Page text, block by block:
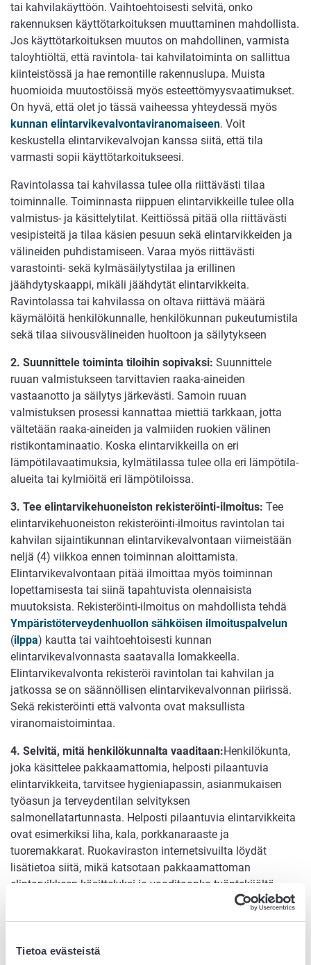
Tietoa evästeistä
tai kahvilakäyttöön. Vaihtoehtoisesti selvitä, onko
rakennuksen käyttötarkoituksen muuttaminen mahdollista.
Jos käyttötarkoituksen muutos on mahdollinen, varmista
taloyhtiöltä, että ravintola- tai kahvilatoiminta on sallittua
kiinteistössä ja hae remontille rakennuslupa. Muista
huomioida muutostöissä myös esteettömyysvaatimukset.
On hyvä, että olet jo tässä vaiheessa yhteydessä myös
kunnan elintarvikevalvontaviranomaiseen. Voit
keskustella elintarvikevalvojan kanssa siitä, että tila
varmasti sopii käyttötarkoitukseesi.
Ravintolassa tai kahvilassa tulee olla riittävästi tilaa
toiminnalle. Toiminnasta riippuen elintarvikkeille tulee olla
valmistus- ja käsittelytilat. Keittiössä pitää olla riittävästi
vesipisteitä ja tilaa käsien pesuun sekä elintarvikkeiden ja
välineiden puhdistamiseen. Varaa myös riittävästi
varastointi- sekä kylmäsäilytystilaa ja erillinen
jäähdytyskaappi, mikäli jäähdytät elintarvikkeita.
Ravintolassa tai kahvilassa on oltava riittävä määrä
käymälöitä henkilökunnalle, henkilökunnan pukeutumistila
sekä tilaa siivousvälineiden huoltoon ja säilytykseen
2. Suunnittele toiminta tiloihin sopivaksi: Suunnittele
ruuan valmistukseen tarvittavien raaka-aineiden
vastaanotto ja säilytys järkevästi. Samoin ruuan
valmistuksen prosessi kannattaa miettiä tarkkaan, jotta
vältetään raaka-aineiden ja valmiiden ruokien välinen
ristikontaminaatio. Koska elintarvikkeilla on eri
lämpötilavaatimuksia, kylmätilassa tulee olla eri lämpötila-
alueita tai kylmiöitä eri lämpötiloissa.
3. Tee elintarvikehuoneiston rekisteröinti-ilmoitus: Tee
elintarvikehuoneiston rekisteröinti-ilmoitus ravintolan tai
kahvilan sijaintikunnan elintarvikevalvontaan viimeistään
neljä (4) viikkoa ennen toiminnan aloittamista.
Elintarvikevalvontaan pitää ilmoittaa myös toiminnan
lopettamisesta tai siinä tapahtuvista olennaisista
muutoksista. Rekisteröinti-ilmoitus on mahdollista tehdä
Ympäristöterveydenhuollon sähköisen ilmoituspalvelun
(ilppa) kautta tai vaihtoehtoisesti kunnan
elintarvikevalvonnasta saatavalla lomakkeella.
Elintarvikevalvonta rekisteröi ravintolan tai kahvilan ja
jatkossa se on säännöllisen elintarvikevalvonnan piirissä.
Sekä rekisteröinti että valvonta ovat maksullista
viranomaistoimintaa.
4. Selvitä, mitä henkilökunnalta vaaditaan:Henkilökunta,
joka käsittelee pakkaamattomia, helposti pilaantuvia
elintarvikkeita, tarvitsee hygieniapassin, asianmukaisen
työasun ja terveydentilan selvityksen
salmonellatartunnasta. Helposti pilaantuvia elintarvikkeita
ovat esimerkiksi liha, kala, porkkanaraaste ja
tuoremakkarat. Ruokaviraston internetsivuilta löydät
lisätietoa siitä, mikä katsotaan pakkaamattoman
elintarvikkeen käsittelyksi ja vaaditaanko työntekijältä
oman toiminnan riskinhallintajärjestelmä. Kuvaa siihen